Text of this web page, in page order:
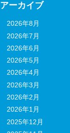
アーカイブ
2026年8月
2026年7月
2026年6月
2026年5月
2026年4月
2026年3月
2026年2月
2026年1月
2025年12月